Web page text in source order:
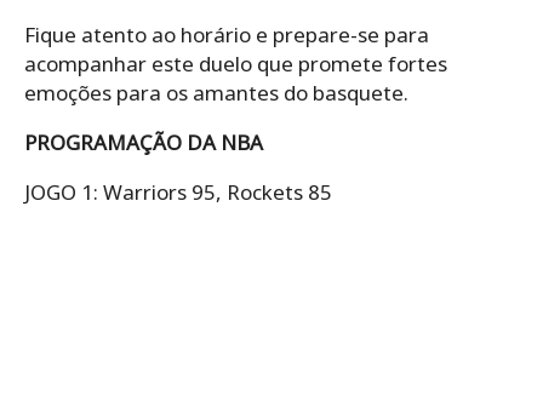
Fique atento ao horário e prepare-se para
acompanhar este duelo que promete fortes
emoções para os amantes do basquete.
PROGRAMAÇÃO DA NBA
JOGO 1: Warriors 95, Rockets 85